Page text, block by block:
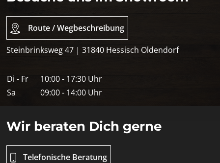
Route / Wegbeschreibung
Steinbrinksweg 47 | 31840 Hessisch Oldendorf
Di - Fr
10:00 - 17:30 Uhr
Sa
09:00 - 14:00 Uhr
Wir beraten Dich gerne
Telefonische Beratung